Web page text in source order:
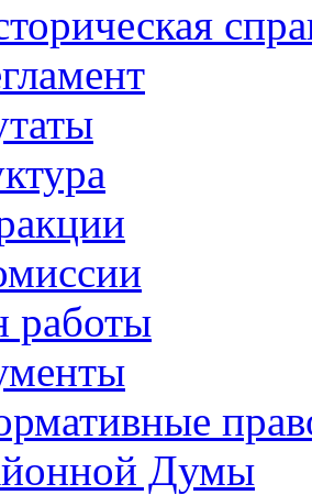
работы
Думы